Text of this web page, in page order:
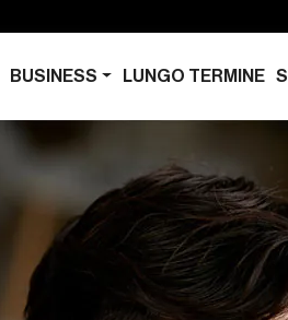
BUSINESS LUNGO TERMINE